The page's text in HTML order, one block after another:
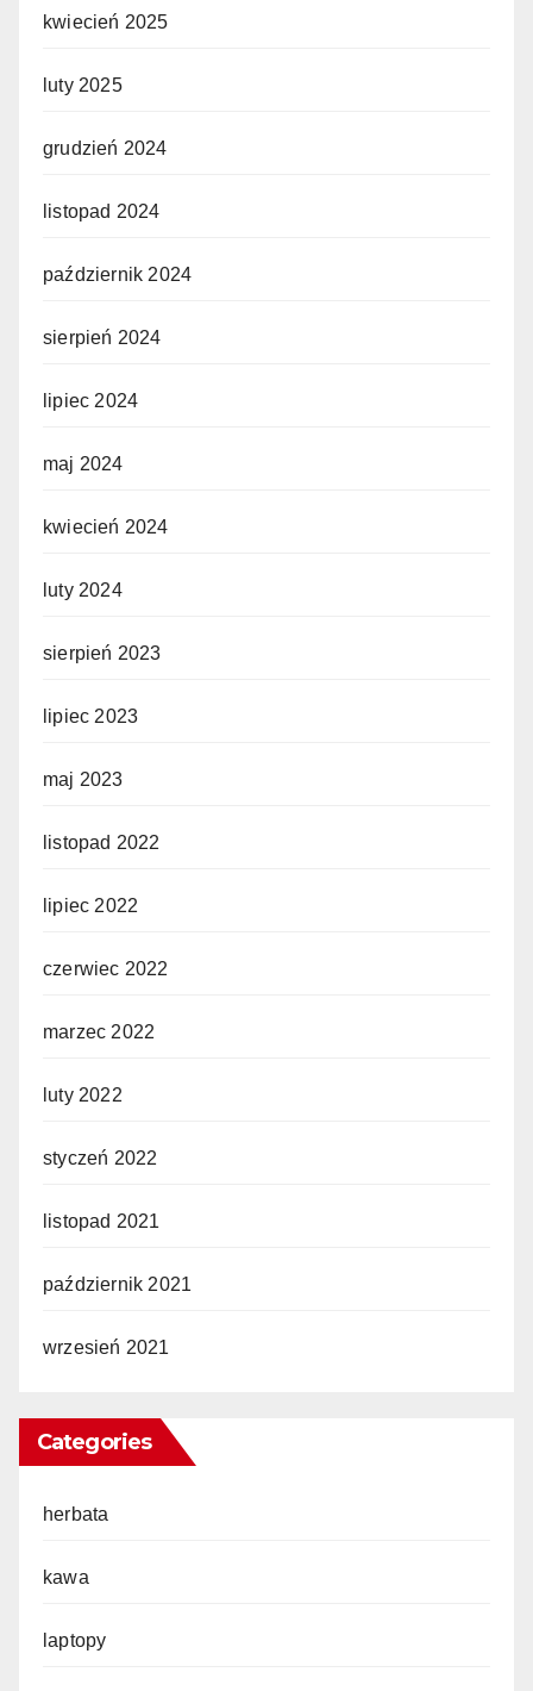
kwiecień 2025
luty 2025
grudzień 2024
listopad 2024
październik 2024
sierpień 2024
lipiec 2024
maj 2024
kwiecień 2024
luty 2024
sierpień 2023
lipiec 2023
maj 2023
listopad 2022
lipiec 2022
czerwiec 2022
marzec 2022
luty 2022
styczeń 2022
listopad 2021
październik 2021
wrzesień 2021
Categories
herbata
kawa
laptopy